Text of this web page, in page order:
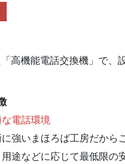
「高機能電話交換機」で、
電話環境
強いまほろば工房だから
途などに応じて最低限の